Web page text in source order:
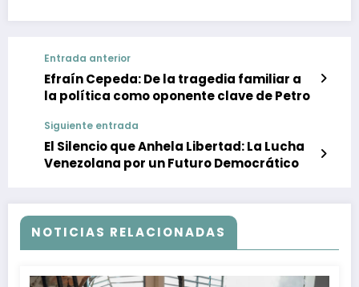
Entrada anterior
Efraín Cepeda: De la tragedia familiar a
la política como oponente clave de Petro
Siguiente entrada
El Silencio que Anhela Libertad: La Lucha
Venezolana por un Futuro Democrático
NOTICIAS RELACIONADAS